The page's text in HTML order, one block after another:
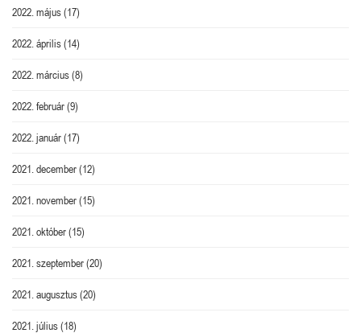
2022. május(17)
2022. április(14)
2022. március(8)
2022. február(9)
2022. január(17)
2021. december(12)
2021. november(15)
2021. október(15)
2021. szeptember(20)
2021. augusztus(20)
2021. július(18)